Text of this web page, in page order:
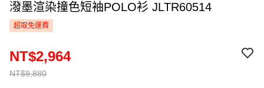
潑墨渲染撞色短袖POLO衫 JLTR60514
超取免運費
NT$9,880
NT$2,964